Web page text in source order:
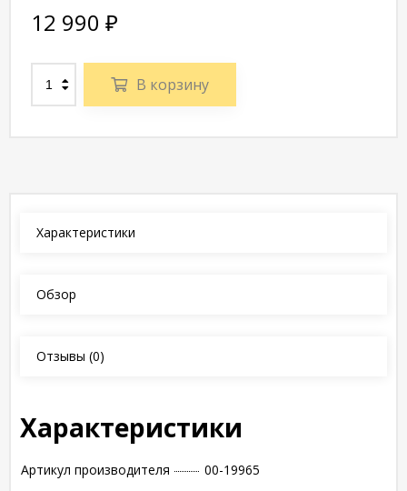
12 990 ₽
В корзину
Характеристики
Обзор
Отзывы (0)
Характеристики
Артикул производителя 00-19965